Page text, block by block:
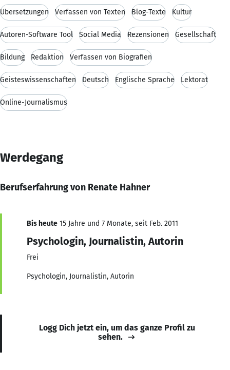
Übersetzungen Verfassen von Texten Blog-Texte Kultur
Autoren-Software Tool Social Media Rezensionen Gesellschaft
Bildung Redaktion Verfassen von Biografien
Geisteswissenschaften Deutsch Englische Sprache Lektorat
Online-Journalismus
Werdegang
Berufserfahrung von Renate Hahner
Bis heute 15 Jahre und 7 Monate, seit Feb. 2011
Psychologin, Journalistin, Autorin
Frei
Psychologin, Journalistin, Autorin
Logg Dich jetzt ein, um das ganze Profil zu
sehen.